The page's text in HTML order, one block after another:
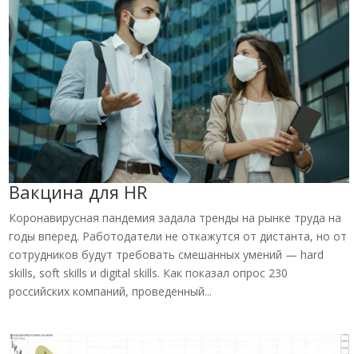
Вакцина для HR
Коронавирусная пандемия задала тренды на рынке труда на
годы вперед. Работодатели не откажутся от дистанта, но от
сотрудников будут требовать смешанных умений — hard
skills, soft skills и digital skills. Как показал опрос 230
российских компаний, проведенный...